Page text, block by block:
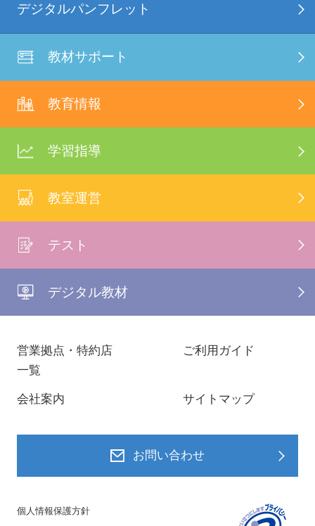
デジタルパンフレット
教材サポート
教育情報
学習指導
教室運営
テスト
デジタル教材
営業拠点・特約店
一覧
ご利用ガイド
会社案内 サイトマップ
お問い合わせ
個人情報保護方針